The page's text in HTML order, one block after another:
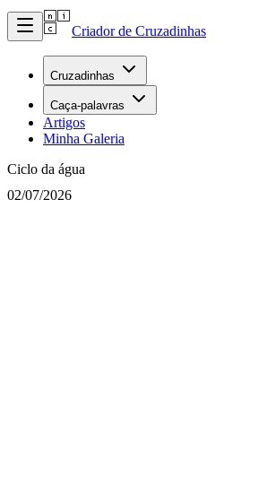
Criador de Cruzadinhas
Cruzadinhas
Caça-palavras
Artigos
Minha Galeria
Ciclo da água
02/07/2026